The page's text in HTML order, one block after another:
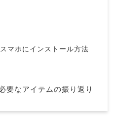
マホにインストール方法
要なアイテムの振り返り